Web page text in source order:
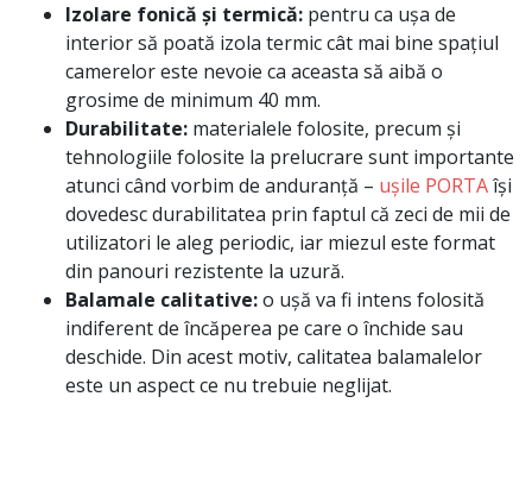
Izolare fonică și termică: pentru ca ușa de
interior să poată izola termic cât mai bine spațiul
camerelor este nevoie ca aceasta să aibă o
grosime de minimum 40 mm.
Durabilitate: materialele folosite, precum și
tehnologiile folosite la prelucrare sunt importante
atunci când vorbim de anduranță – ușile PORTAîși
dovedesc durabilitatea prin faptul că zeci de mii de
utilizatori le aleg periodic, iar miezul este format
din panouri rezistente la uzură.
Balamale calitative:o ușă va fi intens folosită
indiferent de încăperea pe care o închide sau
deschide. Din acest motiv, calitatea balamalelor
este un aspect ce nu trebuie neglijat.